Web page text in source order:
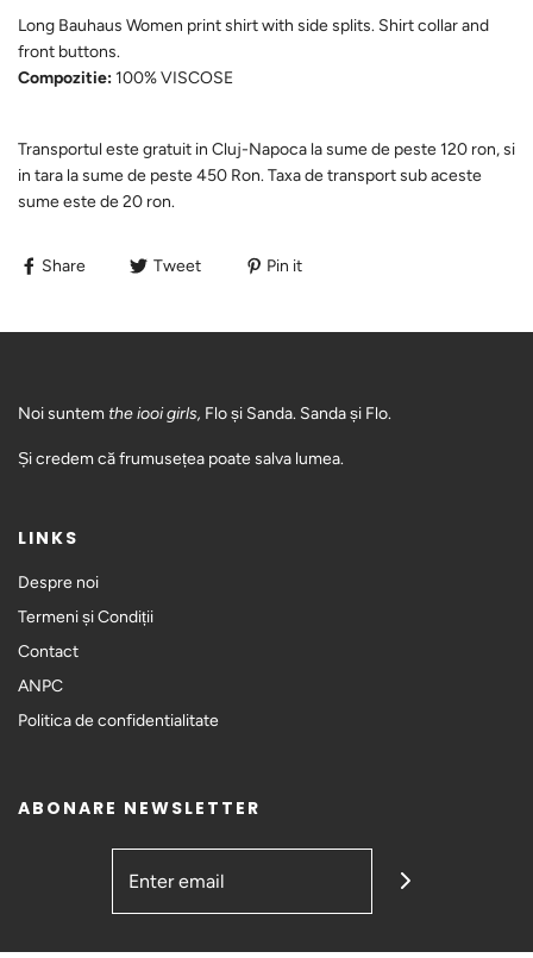
Long Bauhaus Women print shirt with side splits. Shirt collar and
front buttons.
Compozitie:100% VISCOSE
Transportul este gratuit in Cluj-Napoca la sume de peste 120 ron, si
in tara la sume de peste 450 Ron. Taxa de transport sub aceste
sume este de 20 ron.
Share Tweet Pin it
Noi suntem the iooi girls, Flo și Sanda. Sanda și Flo.
Și credem că frumusețea poate salva lumea.
LINKS
Despre noi
Termeni și Condiții
Contact
ANPC
Politica de confidentialitate
ABONARE NEWSLETTER